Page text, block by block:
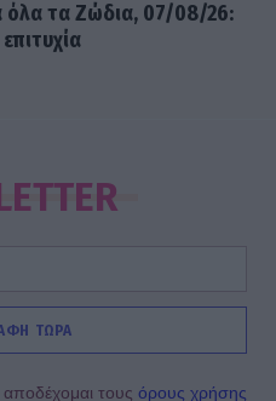
όλα τα Ζώδια, 07/08/26:
ΤΩΡΑ
τους όρους χρήσης